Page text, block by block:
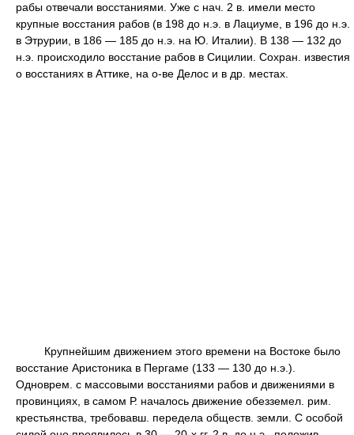
рабы отвечали восстаниями. Уже с нач. 2 в. имели место
крупные восстания рабов (в 198 до н.э. в Лациуме, в 196 до н.э.
в Этрурии, в 186 — 185 до н.э. на Ю. Италии). В 138 — 132 до
н.э. происходило восстание рабов в Сицилии. Сохран. известия
о восстаниях в Аттике, на о-ве Делос и в др. местах.
Крупнейшим движением этого времени на Востоке было
восстание Аристоника в Пергаме (133 — 130 до н.э.).
Одноврем. с массовыми восстаниями рабов и движениями в
провинциях, в самом Р. началось движение обезземел. рим.
крестьянства, требовавш. передела обществ. земли. С особой